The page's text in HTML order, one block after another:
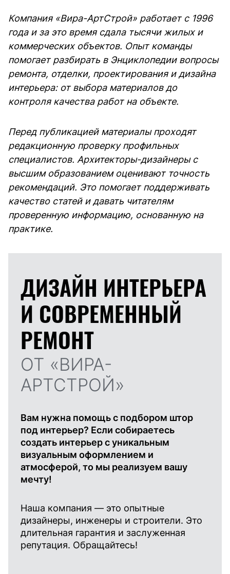
Компания «Вира-АртСтрой» работает с 1996
года и за это время сдала тысячи жилых и
коммерческих объектов. Опыт команды
помогает разбирать в Энциклопедии вопросы
ремонта, отделки, проектирования и дизайна
интерьера: от выбора материалов до
контроля качества работ на объекте.
Перед публикацией материалы проходят
редакционную проверку профильных
специалистов. Архитекторы-дизайнеры с
высшим образованием оценивают точность
рекомендаций. Это помогает поддерживать
качество статей и давать читателям
проверенную информацию, основанную на
практике.
ДИЗАЙН ИНТЕРЬЕРА
И СОВРЕМЕННЫЙ
РЕМОНТ
ОТ «ВИРА-
АРТСТРОЙ»
Вам нужна помощь с подбором штор
под интерьер? Если собираетесь
создать интерьер с уникальным
визуальным оформлением и
атмосферой, то мы реализуем вашу
мечту!
Наша компания — это опытные
дизайнеры, инженеры и строители. Это
длительная гарантия и заслуженная
репутация. Обращайтесь!